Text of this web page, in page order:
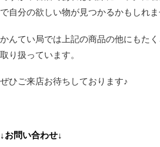
で自分の欲しい物が見つかるかもしれま
かんてい局では上記の商品の他にもた
取り扱っています。
ぜひご来店お待ちしております♪
↓お問い合わせ↓